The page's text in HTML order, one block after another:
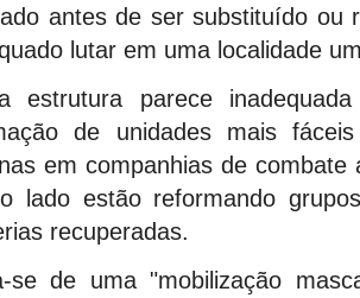
antes de ser substituído ou
lutar em uma localidade
estrutura parece
de unidades mais
em companhias de combate
lado estão reformando
recuperadas.
se de uma "mobilização